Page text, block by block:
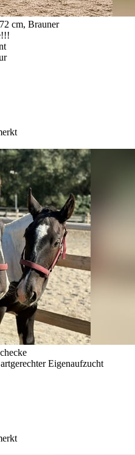
cm, Brauner
Eigenaufzucht